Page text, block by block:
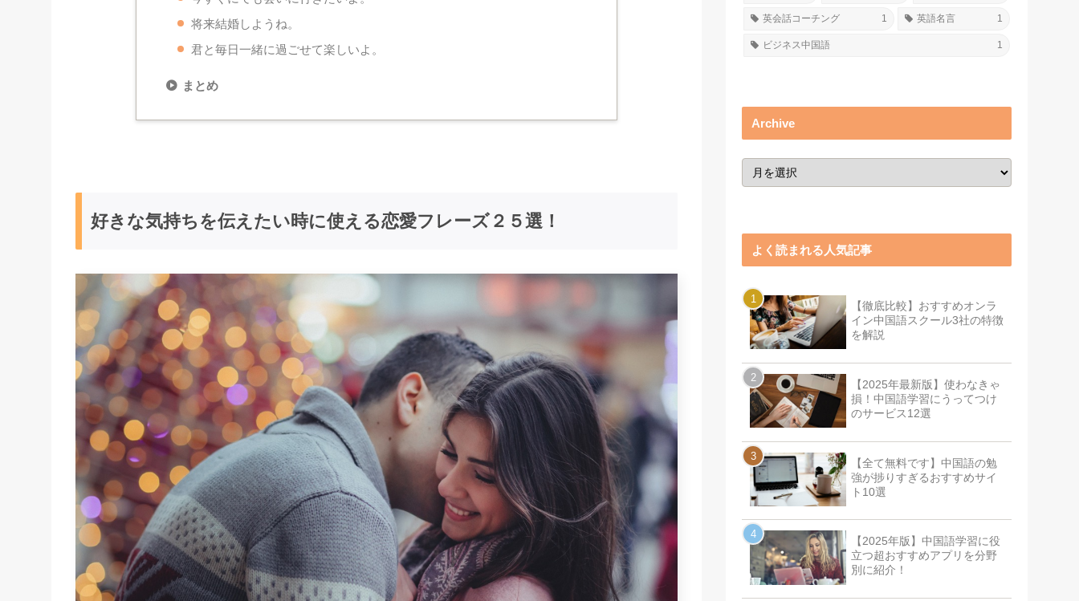
将来結婚しようね。
君と毎日一緒に過ごせて楽しいよ。
まとめ
好きな気持ちを伝えたい時に使える恋愛フレーズ２５選！
英会話コーチング 1 英語名言 1
ビジネス中国語 1
Archive
よく読まれる人気記事
【徹底比較】おすすめオンラ
イン中国語スクール3社の特徴
を解説
【2025年最新版】使わなきゃ
損！中国語学習にうってつけ
のサービス12選
【全て無料です】中国語の勉
強が捗りすぎるおすすめサイ
ト10選
【2025年版】中国語学習に役
立つ超おすすめアプリを分野
別に紹介！